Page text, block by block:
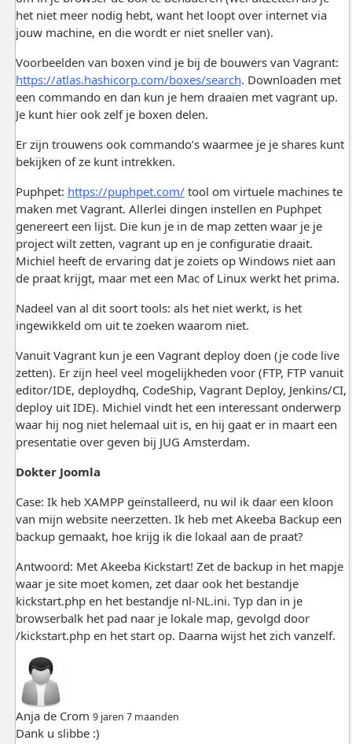
het niet meer nodig hebt, want het loopt over internet via
jouw machine, en die wordt er niet sneller van).
Voorbeelden van boxen vind je bij de bouwers van Vagrant:
https://atlas.hashicorp.com/boxes/search. Downloaden met
een commando en dan kun je hem draaien met vagrant up.
Je kunt hier ook zelf je boxen delen.
Er zijn trouwens ook commando’s waarmee je je shares kunt
bekijken of ze kunt intrekken.
Puphpet: https://puphpet.com/tool om virtuele machines te
maken met Vagrant. Allerlei dingen instellen en Puphpet
genereert een lijst. Die kun je in de map zetten waar je je
project wilt zetten, vagrant up en je configuratie draait.
Michiel heeft de ervaring dat je zoiets op Windows niet aan
de praat krijgt, maar met een Mac of Linux werkt het prima.
Nadeel van al dit soort tools: als het niet werkt, is het
ingewikkeld om uit te zoeken waarom niet.
Vanuit Vagrant kun je een Vagrant deploy doen (je code live
zetten). Er zijn heel veel mogelijkheden voor (FTP, FTP vanuit
editor/IDE, deploydhq, CodeShip, Vagrant Deploy, Jenkins/CI,
deploy uit IDE). Michiel vindt het een interessant onderwerp
waar hij nog niet helemaal uit is, en hij gaat er in maart een
presentatie over geven bij JUG Amsterdam.
Dokter Joomla
Case: Ik heb XAMPP geïnstalleerd, nu wil ik daar een kloon
van mijn website neerzetten. Ik heb met Akeeba Backup een
backup gemaakt, hoe krijg ik die lokaal aan de praat?
Antwoord: Met Akeeba Kickstart! Zet de backup in het mapje
waar je site moet komen, zet daar ook het bestandje
kickstart.php en het bestandje nl-NL.ini. Typ dan in je
browserbalk het pad naar je lokale map, gevolgd door
/kickstart.php en het start op. Daarna wijst het zich vanzelf.
Anja de Crom 9 jaren 7 maanden
Dank u slibbe :)